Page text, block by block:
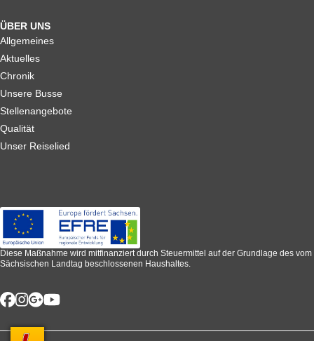
ÜBER UNS
Allgemeines
Aktuelles
Chronik
Unsere Busse
Stellenangebote
Qualität
Unser Reiselied
Diese Maßnahme wird mitfinanziert durch Steuermittel auf der Grundlage des vom
Sächsischen Landtag beschlossenen Haushaltes.